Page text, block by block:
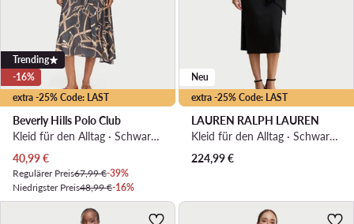
extra -25% Code: LAST
Trending
-16%
Beverly Hills Polo Club
Kleid für den Alltag · Schwarz · Midi
Aktueller Preis
40,99€
Regulärer Preis67,99 €-39%
Niedrigster Preis48,99 €-16%
extra -25% Code: LAST
Neu
LAUREN RALPH LAUREN
Kleid für den Alltag · Schwarz · Midi
224,99€